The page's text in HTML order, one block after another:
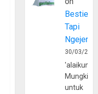
Bestie
Tapi
30/03/
Mungkin
untuk